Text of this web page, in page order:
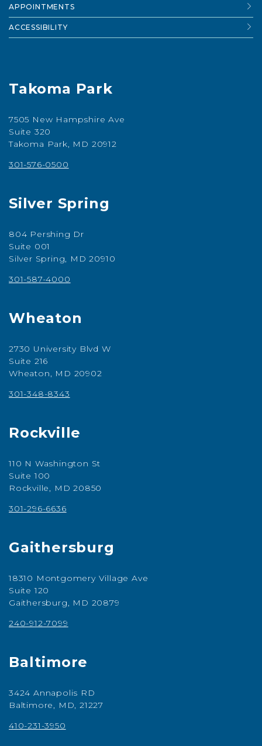
APPOINTMENTS
ACCESSIBILITY
Takoma Park
7505 New Hampshire Ave
Suite 320
Takoma Park, MD 20912
301-576-0500
Silver Spring
804 Pershing Dr
Suite 001
Silver Spring, MD 20910
301-587-4000
Wheaton
2730 University Blvd W
Suite 216
Wheaton, MD 20902
301-348-8343
Rockville
110 N Washington St
Suite 100
Rockville, MD 20850
301-296-6636
Gaithersburg
18310 Montgomery Village Ave
Suite 120
Gaithersburg, MD 20879
240-912-7099
Baltimore
3424 Annapolis RD
Baltimore, MD, 21227
410-231-3950